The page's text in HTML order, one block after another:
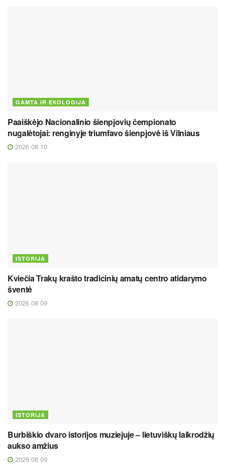
GAMTA IR EKOLOGIJA
Paaiškėjo Nacionalinio šienpjovių čempionato
nugalėtojai: renginyje triumfavo šienpjovė iš Vilniaus
2026 08 10
ISTORIJA
Kviečia Trakų krašto tradicinių amatų centro atidarymo
šventė
2026 08 09
ISTORIJA
Burbiškio dvaro istorijos muziejuje – lietuviškų laikrodžių
aukso amžius
2026 08 09